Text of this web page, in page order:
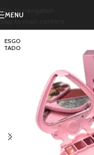
Skip to navigation
Skip to main content
MENU
ESGO
TADO